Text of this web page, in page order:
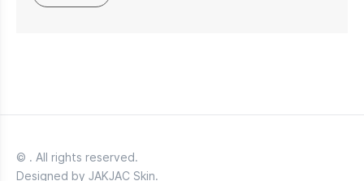
© . All rights reserved.
Designed by JAKJAC Skin.